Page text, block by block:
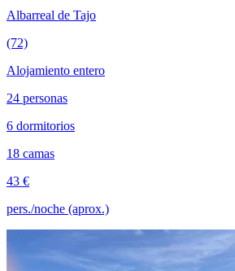
Albarreal de Tajo
(72)
Alojamiento entero
24 personas
6 dormitorios
18 camas
43 €
pers./noche (aprox.)